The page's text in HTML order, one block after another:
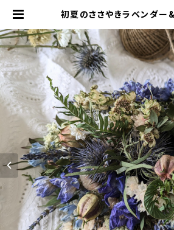
初夏のささやきラベンダー
日 新築祝い |